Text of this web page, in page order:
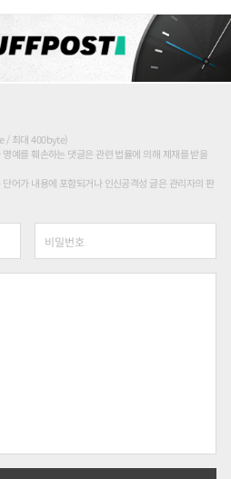
/ 최대 400byte)
예를 훼손하는 댓글은 관련 법률에 의해 제재를 받을
어가 내용에 포함되거나 인신공격성 글은 관리자의 판